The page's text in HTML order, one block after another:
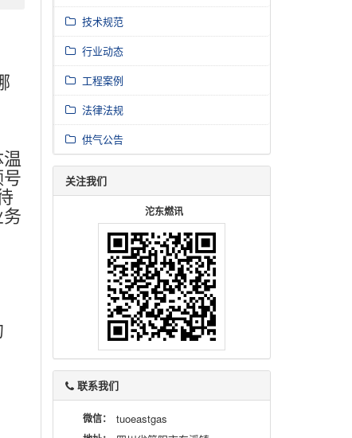
技术规范
行业动态
工程案例
法律法规
供气公告
关注我们
沱东燃讯
联系我们
微信： tuoeastgas